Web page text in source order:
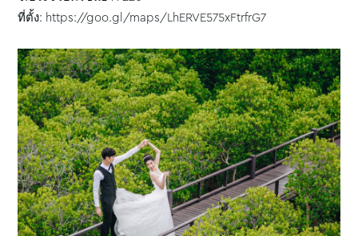
ที่ตั้ง: https://goo.gl/maps/LhERVE575xFtrfrG7